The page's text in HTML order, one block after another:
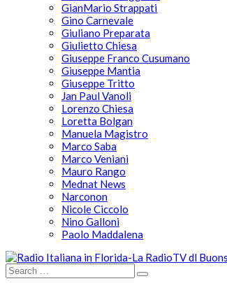
GianMario Strappati
Gino Carnevale
Giuliano Preparata
Giulietto Chiesa
Giuseppe Franco Cusumano
Giuseppe Mantia
Giuseppe Tritto
Jan Paul Vanoli
Lorenzo Chiesa
Loretta Bolgan
Manuela Magistro
Marco Saba
Marco Veniani
Mauro Rango
Mednat News
Narconon
Nicole Ciccolo
Nino Galloni
Paolo Maddalena